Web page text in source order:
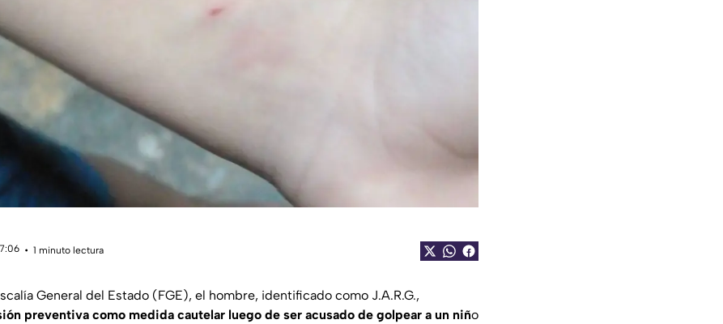
1 minuto lectura
General del Estado (FGE), el hombre, identificado como J.A.R.G.,
preventiva como medida cautelar luego de ser acusado de golpear a un niño